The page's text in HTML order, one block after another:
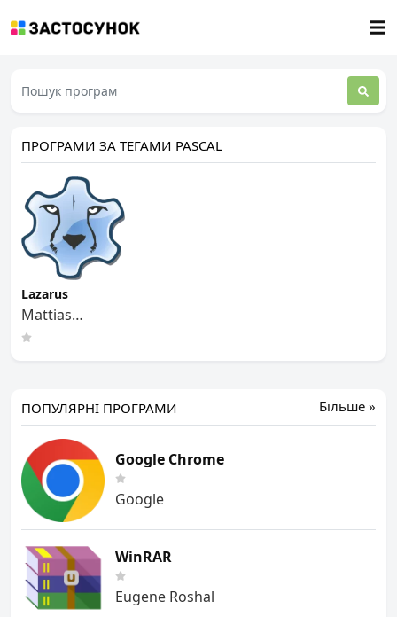
ПРОГРАМИ ЗА ТЕГАМИ PASCAL
Lazarus
Mattias
Gaertner
Більше »
ПОПУЛЯРНІ ПРОГРАМИ
Google Chrome
Google
WinRAR
Eugene Roshal